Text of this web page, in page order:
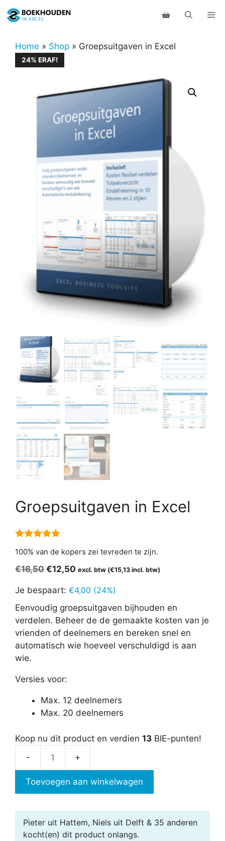
naar
inhoudHome » Shop » Groepsuitgaven in Excel
24% ERAF!
Groepsuitgaven in Excel
100% van de kopers zei tevreden te zijn.
€16,50 Oorspronkelijke
was:
€16,50.
€12,50 Huidige
is:
€12,50.
excl. btw (€15,13 incl. btw)
Je bespaart: €4,00 (24%)
Eenvoudig groepsuitgaven bijhouden en
verdelen. Beheer de de gemaakte kosten van je
vrienden of deelnemers en bereken snel en
automatisch wie hoeveel verschuldigd is aan
wie.
Versies voor:
Max. 12 deelnemers
Max. 20 deelnemers
Koop nu dit product en verdien 13 BIE-punten!
Excel
Toevoegen aan winkelwagen
Pieter uit Hattem, Niels uit Delft & 35 anderen
kocht(en) dit product onlangs.